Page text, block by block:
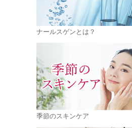
ナールスゲンとは？
季節のスキンケア